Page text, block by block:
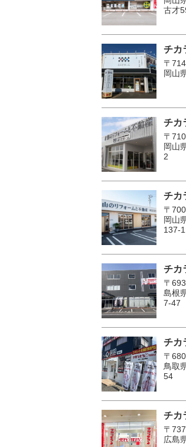
古才
チカ
〒
岡山
チカ
〒
岡山
2
チカ
〒
岡山
137-
チカ
〒
島根
7-47
チカ
〒
鳥取
54
チカ
〒
広島